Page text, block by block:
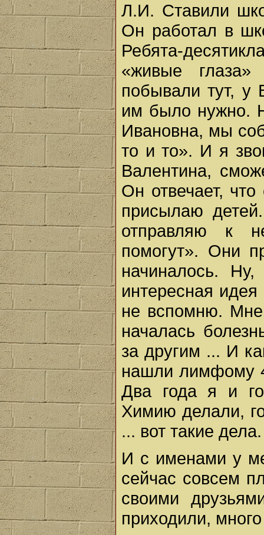
Л.И. Ставили
Он работал в
Ребята-
«живые
побывали тут, у
им было нужно.
Ивановна, мы
то и то». И я
Валентина,
Он отвечает,
присылаю
отправляю к
помогут». Они
начиналось.
интересная
не вспомню. Мне
началась
за другим ... И
нашли лимфому
Два года я и
Химию делали,
... вот такие дела.
И с именами у
сейчас совсем
своими
приходили,